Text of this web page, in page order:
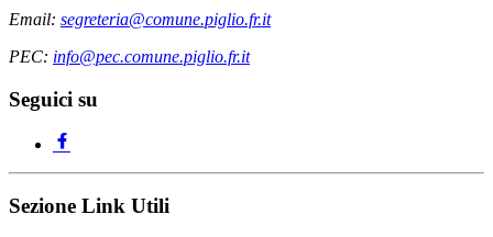
Email: segreteria@comune.piglio.fr.it
PEC: info@pec.comune.piglio.fr.it
Seguici su
Sezione Link Utili